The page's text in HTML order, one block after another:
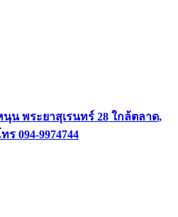
น พระยาสุเรนทร์ 28 ใกล้ตลาด,
094-9974744